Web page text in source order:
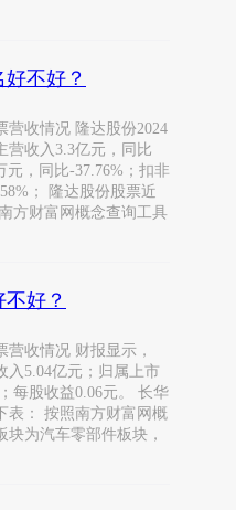
不好？
营收情况 隆达股份2024
营收入3.3亿元，同比
元，同比-37.76%；扣非
； 隆达股份股票近
方财富网概念查询工具
好？
营收情况 财报显示，
入5.04亿元；归属上市
每股收益0.06元。 长华
表： 按照南方财富网概
为汽车零部件板块，